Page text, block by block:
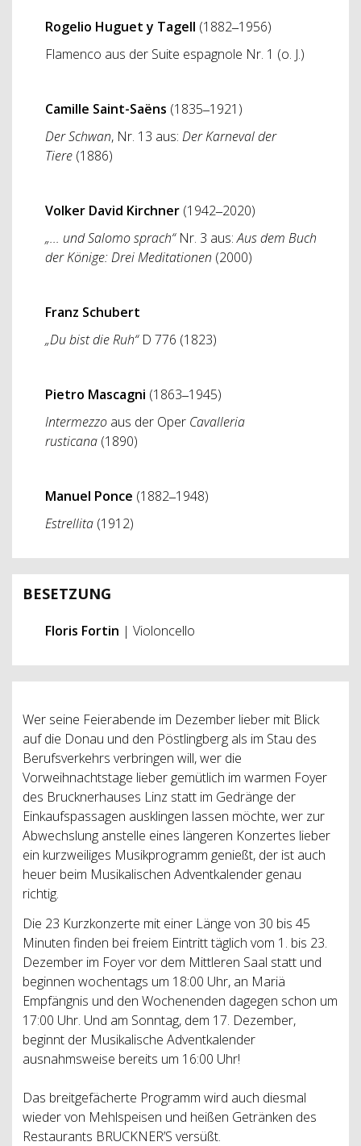
Rogelio Huguet y Tagell (1882‒1956)
Flamenco aus der Suite espagnole Nr. 1 (o. J.)
Camille Saint-Saëns (1835‒1921)
Der Schwan, Nr. 13 aus: Der Karneval der
Tiere (1886)
Volker David Kirchner (1942‒2020)
„... und Salomo sprach“ Nr. 3 aus:Aus dem Buch
der Könige: Drei Meditationen (2000)
Franz Schubert
„Du bist die Ruh“ D 776 (1823)
Pietro Mascagni (1863‒1945)
Intermezzo aus der Oper Cavalleria
rusticana (1890)
Manuel Ponce (1882­‒1948)
Estrellita (1912)
BESETZUNG
Floris Fortin | Violoncello
Wer seine Feierabende im Dezember lieber mit Blick
auf die Donau und den Pöstlingberg als im Stau des
Berufsverkehrs verbringen will, wer die
Vorweihnachtstage lieber gemütlich im warmen Foyer
des Brucknerhauses Linz statt im Gedränge der
Einkaufspassagen ausklingen lassen möchte, wer zur
Abwechslung anstelle eines längeren Konzertes lieber
ein kurzweiliges Musikprogramm genießt, der ist auch
heuer beim Musikalischen Adventkalender genau
richtig.
Die 23 Kurzkonzerte mit einer Länge von 30 bis 45
Minuten finden bei freiem Eintritt täglich vom 1. bis 23.
Dezember im Foyer vor dem Mittleren Saal statt und
beginnen wochentags um 18:00 Uhr, an Mariä
Empfängnis und den Wochenenden dagegen schon um
17:00 Uhr. Und am Sonntag, dem 17. Dezember,
beginnt der Musikalische Adventkalender
ausnahmsweise bereits um 16:00 Uhr!
Das breitgefächerte Programm wird auch diesmal
wieder von Mehlspeisen und heißen Getränken des
Restaurants BRUCKNER’S versüßt.